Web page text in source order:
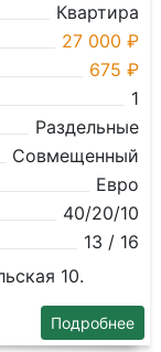
Квартира
27 000 ₽
675 ₽
1
Раздельные
Совмещенный
Евро
40/20/10
13 / 16
10.
Подробнее